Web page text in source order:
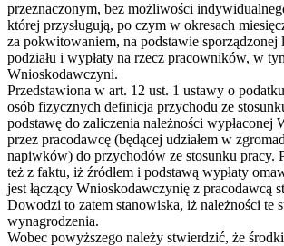
przeznaczonym, bez możliwości
której przysługują, po czym w okresach
za pokwitowaniem, na podstawie sporządzonej
podziału i wypłaty na rzecz pracowników, w
Wnioskodawczyni.
Przedstawiona w art. 12 ust. 1 ustawy o
osób fizycznych definicja przychodu ze
podstawę do zaliczenia należności wypłaconej
przez pracodawcę (będącej udziałem w
napiwków) do przychodów ze stosunku pracy.
też z faktu, iż źródłem i podstawą wypłaty
jest łączący Wnioskodawczynię z pracodawcą
Dowodzi to zatem stanowiska, iż należności te
wynagrodzenia.
Wobec powyższego należy stwierdzić, że